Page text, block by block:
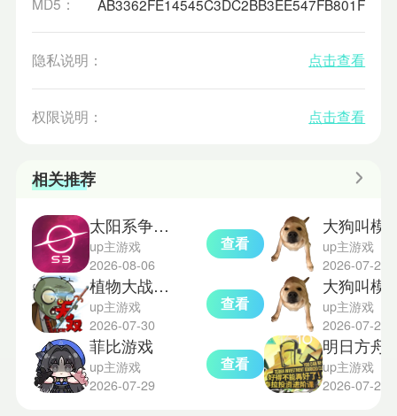
AB3362FE14545C3DC2BB3EE547FB801F
隐私说明： 点击查看
权限说明： 点击查看
相关推荐
太阳系争夺战3汉化版
up主游戏
2026-08-06
查看
植物大战僵尸无双版0.2
up主游戏
2026-07-30
查看
菲比游戏
up主游戏
2026-07-29
查看
up主游戏
2026-07-29
up主游戏
2026-07-29
up主游戏
2026-07-27